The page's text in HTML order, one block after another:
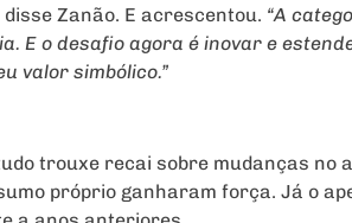
disse Zanão. E acrescentou. “A
E o desafio agora é inovar e
valor simbólico.”
trouxe recai sobre mudanças no
próprio ganharam força. Já o